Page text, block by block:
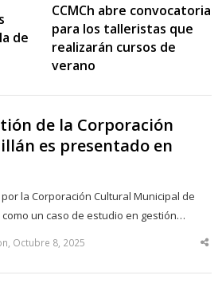
de
CCMCh abre convocatoria
para los talleristas que
realizarán cursos de
verano
de la Corporación
es presentado en
la Corporación Cultural Municipal de
un caso de estudio en gestión…
Octubre 8, 2025